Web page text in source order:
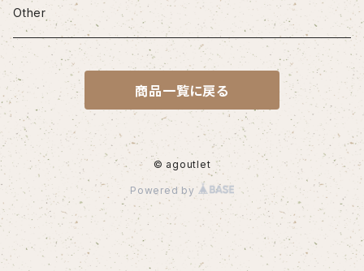
iPhone12Pro Max
iPhone13
iPhone13Pro
iPhone13Pro Max
iPhone14
iPhone14Pro
Other
商品一覧に戻る
© agoutlet
Powered by